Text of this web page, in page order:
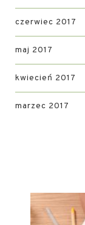
czerwiec 2017
maj 2017
kwiecień 2017
marzec 2017